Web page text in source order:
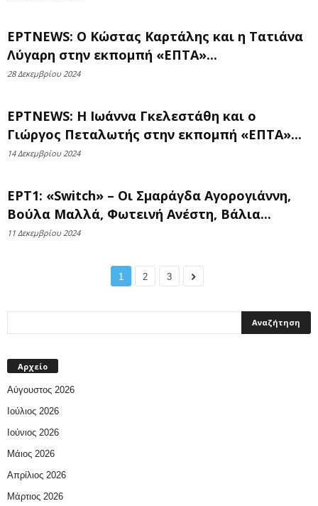
ΕΡΤNEWS: Ο Κώστας Καρτάλης και η Τατιάνα
Λύγαρη στην εκπομπή «ΕΠΤΑ»...
28 Δεκεμβρίου 2024
ΕΡΤNEWS: Η Ιωάννα Γκελεστάθη και ο
Γιώργος Πεταλωτής στην εκπομπή «ΕΠΤΑ»...
14 Δεκεμβρίου 2024
ΕΡΤ1: «Switch» – Οι Σμαράγδα Αγορογιάννη,
Βούλα Μαλλά, Φωτεινή Ανέστη, Βάλια...
11 Δεκεμβρίου 2024
1 2 3
Αρχείο
Αύγουστος 2026
Ιούλιος 2026
Ιούνιος 2026
Μάιος 2026
Απρίλιος 2026
Μάρτιος 2026